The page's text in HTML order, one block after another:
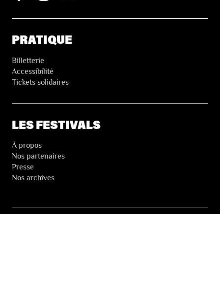
PRATIQUE
Billetterie
Accessibilité
Tickets solidaires
LES FESTIVALS
À propos
Nos partenaires
Presse
Nos archives